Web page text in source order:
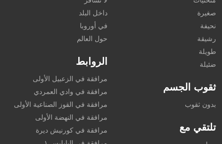
صغيرة
نحيفة
رشيقة
طويلة
ضئيلة
ثقوب الجسم
بدون ثقوب
تلتقي مع
داخل البلد
في أوروبا
حول العالم
الروابط
مرافقة في الزعبيل الأولى
مرافقة في وادي العمردي
مرافقة في القوز الصناعية الأولى
مرافقة في النهضة الأولى
مرافقة في كورنيش ديرة